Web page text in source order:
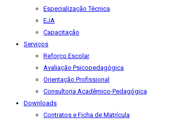
Especialização Técnica
EJA
Capacitação
Serviços
Reforço Escolar
Avaliação Psicopedagógica
Orientação Profissional
Consultoria Acadêmico-Pedagógica
Downloads
Contratos e Ficha de Matrícula